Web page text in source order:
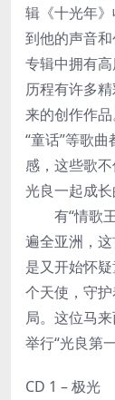
辑《十光年
到他的声音和
专辑中拥有
历程有许多
来的创作作品
“童话”等歌
感，这些歌
光良一起成长
有“情歌王
遍全亚洲，
是又开始怀
个天使，守
局。这位马
举行“光良第
CD 1 – 极光